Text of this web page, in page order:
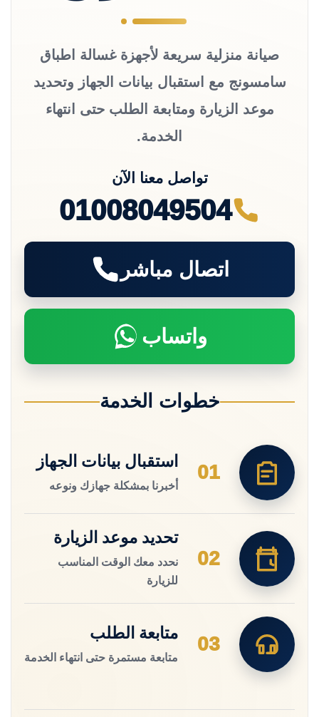
صيانة منزلية سريعة لأجهزة غسالة اطباق
سامسونج مع استقبال بيانات الجهاز وتحديد
موعد الزيارة ومتابعة الطلب حتى انتهاء
الخدمة.
تواصل معنا الآن
01008049504
اتصال مباشر
واتساب
خطوات الخدمة
01
استقبال بيانات الجهاز
أخبرنا بمشكلة جهازك ونوعه
02
تحديد موعد الزيارة
نحدد معك الوقت المناسب
للزيارة
03
متابعة الطلب
متابعة مستمرة حتى انتهاء الخدمة